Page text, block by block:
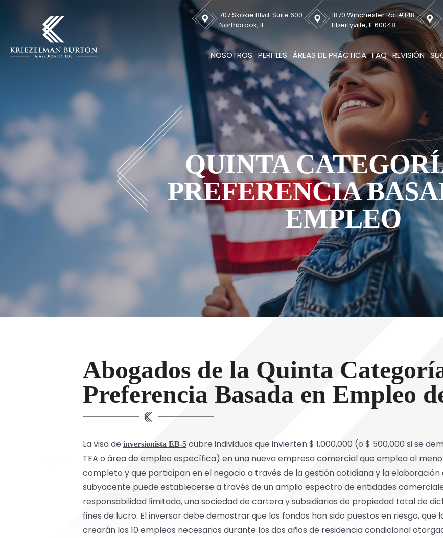
707 Skokie Blvd. Suite 600
Northbrook, IL
1870 Winchester Rd. #148
Libertyville, IL 60048
NOSOTROS PERFILES ÁREAS DE PRÁCTICA FAQ REVISIÓN
QUINTA
PREFERENCIA
EMPLEO
Abogados de la Quinta
Preferencia Basada en Empleo
La visa de inversionista EB-5 cubre individuos que invierten $ 1,000,000 (o $ 500,000 si se
TEA o área de empleo específica) en una nueva empresa comercial que emplea al
completo y que participan en el negocio a través de la gestión cotidiana y la
subyacente puede establecerse a través de un amplio espectro de entidades
responsabilidad limitada, una sociedad de cartera y subsidiarias de propiedad total de
fines de lucro. El inversor debe demostrar que los fondos han sido puestos en riesgo,
crearán los 10 empleos necesarios durante los dos años de residencia condicional